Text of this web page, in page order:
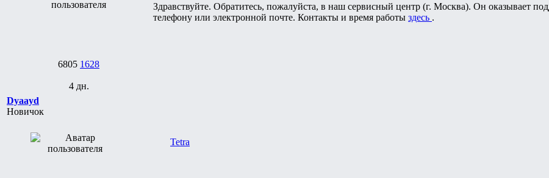
6805 1628
4 дн.
Здравствуйте. Обратитесь, пожалуйста, в наш сервисный центр (г. Москва). Он оказывает
телефону или электронной почте. Контакты и время работы здесь .
Dyaayd
Новичок
Tetra